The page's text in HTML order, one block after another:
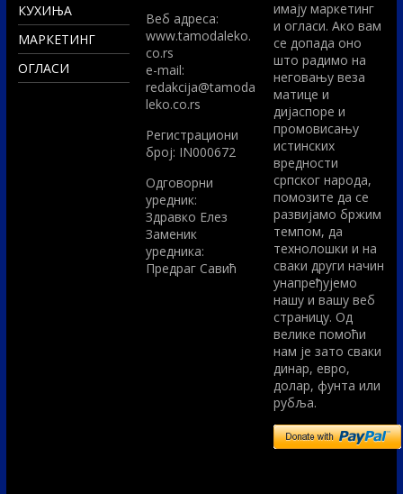
КУХИЊА
МАРКЕТИНГ
ОГЛАСИ
Вeб адреса:
www.tamodaleko.
co.rs
e-mail:
redakcija@tamoda
leko.co.rs
Регистрациони
број: IN000672
Одговорни
уредник:
Здравко Елез
Заменик
уредника:
Предраг Савић
имају маркетинг
и огласи. Ако вам
се допада оно
што радимо на
неговању веза
матице и
дијаспоре и
промовисању
истинских
вредности
српског народа,
помозите да се
развијамо бржим
темпом, да
технолошки и на
сваки други начин
унапређујемо
нашу и вашу веб
страницу. Од
велике помоћи
нам је зато сваки
динар, евро,
долар, фунта или
рубља.